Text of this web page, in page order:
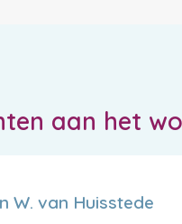
aan het
W. van Huisstede